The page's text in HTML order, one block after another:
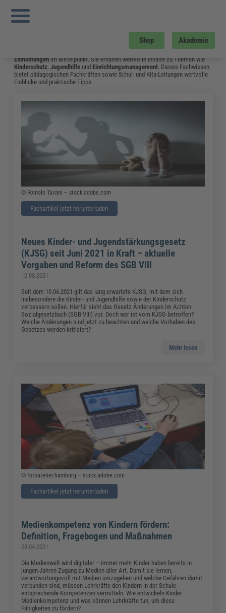
Shop Akademie
Sie sind hier:
Erfahrene Fachkraft“ Nach Dem Bundeskinderschutzgesetz – Wann Wird Sie
Hinzugezogen
Einrichtungen im Mittelpunkt. Sie erhalten wertvolle Inhalte zu Themen wie
Kinderschutz,Jugendhilfe und Einrichtungsmanagement. Dieses Fachwissen
bietet pädagogischen Fachkräften sowie Schul- und Kita-Leitungen wertvolle
Einblicke und praktische Tipps.
© Romolo Tavani – stock.adobe.com
Fachartikel jetzt herunterladen
Neues Kinder- und Jugendstärkungsgesetz
(KJSG) seit Juni 2021 in Kraft – aktuelle
Vorgaben und Reform des SGB VIII
12.08.2021
Seit dem 10.06.2021 gilt das lang erwartete KJSG, mit dem sich
insbesondere die Kinder- und Jugendhilfe sowie der Kinderschutz
verbessern sollen. Hierfür sieht das Gesetz Änderungen im Achten
Sozialgesetzbuch (SGB VIII) vor. Doch wer ist vom KJSG betroffen?
Welche Änderungen sind jetzt zu beachten und welche Vorhaben des
Gesetzes werden kritisiert?
Mehr lesen
© fotoatelier.hamburg – stock.adobe.com
Fachartikel jetzt herunterladen
Medienkompetenz von Kindern fördern:
Definition, Fragebogen und Maßnahmen
28.04.2021
Die Medienwelt wird digitaler – immer mehr Kinder haben bereits in
jungen Jahren Zugang zu Medien aller Art. Damit sie lernen,
verantwortungsvoll mit Medien umzugehen und welche Gefahren damit
verbunden sind, müssen Lehrkräfte den Kindern in der Schule
entsprechende Kompetenzen vermitteln. Wie entwickeln Kinder
Medienkompetenz und was können Lehrkräfte tun, um diese
Fähigkeiten zu fördern?